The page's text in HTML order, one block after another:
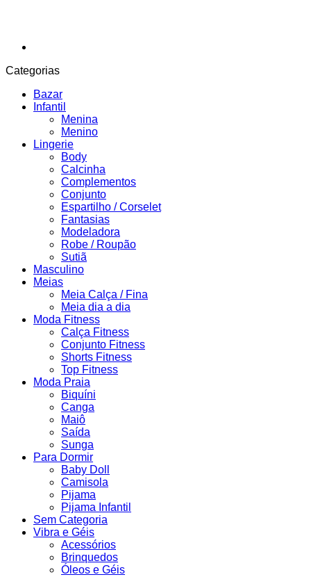
Categorias
Bazar
Infantil
Menina
Menino
Lingerie
Body
Calcinha
Complementos
Conjunto
Espartilho / Corselet
Fantasias
Modeladora
Robe / Roupão
Sutiã
Masculino
Meias
Meia Calça / Fina
Meia dia a dia
Moda Fitness
Calça Fitness
Conjunto Fitness
Shorts Fitness
Top Fitness
Moda Praia
Biquíni
Canga
Maiô
Saída
Sunga
Para Dormir
Baby Doll
Camisola
Pijama
Pijama Infantil
Sem Categoria
Vibra e Géis
Acessórios
Brinquedos
Óleos e Géis